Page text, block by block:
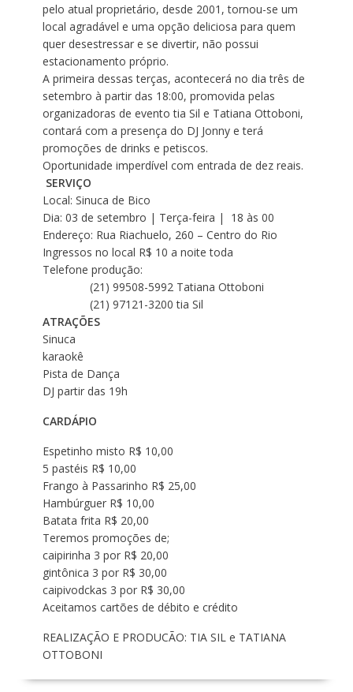
pelo atual proprietário, desde 2001, tornou-se um
local agradável e uma opção deliciosa para quem
quer desestressar e se divertir, não possui
estacionamento próprio.
A primeira dessas terças, acontecerá no dia três de
setembro à partir das 18:00, promovida pelas
organizadoras de evento tia Sil e Tatiana Ottoboni,
contará com a presença do DJ Jonny e terá
promoções de drinks e petiscos.
Oportunidade imperdível com entrada de dez reais.
SERVIÇO
Local: Sinuca de Bico
Dia: 03 de setembro | Terça-feira | 18 às 00
Endereço: Rua Riachuelo, 260 – Centro do Rio
Ingressos no local R$ 10 a noite toda
Telefone produção:
(21) 99508-5992 Tatiana Ottoboni
(21) 97121-3200 tia Sil
ATRAÇÕES
Sinuca
karaokê
Pista de Dança
DJ partir das 19h
CARDÁPIO
Espetinho misto R$ 10,00
5 pastéis R$ 10,00
Frango à Passarinho R$ 25,00
Hambúrguer R$ 10,00
Batata frita R$ 20,00
Teremos promoções de;
caipirinha 3 por R$ 20,00
gintônica 3 por R$ 30,00
caipivodckas 3 por R$ 30,00
Aceitamos cartões de débito e crédito
REALIZAÇÃO E PRODUCÃO: TIA SIL e TATIANA
OTTOBONI